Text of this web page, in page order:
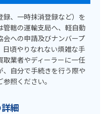
、一時抹消登録など）を
管轄の運輸支局へ、軽自動
への申請及びナンバープ
日頃やりなれない煩雑な手
業者やディーラーに一任
自分で手続きを行う際や
照ください。
細